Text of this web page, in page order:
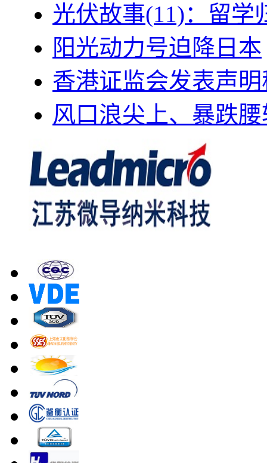
光伏故事(11)：留学
阳光动力号迫降日本
香港证监会发表声
风口浪尖上、暴跌